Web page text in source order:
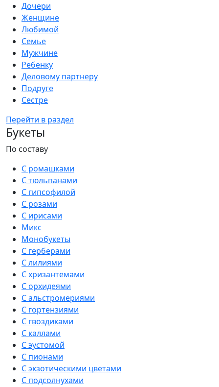
Дочери
Женщине
Любимой
Семье
Мужчине
Ребенку
Деловому партнеру
Подруге
Сестре
Перейти в раздел
Букеты
По составу
С ромашками
С тюльпанами
С гипсофилой
С розами
С ирисами
Микс
Монобукеты
С герберами
С лилиями
С хризантемами
С орхидеями
С альстромериями
С гортензиями
С гвоздиками
С каллами
С эустомой
С пионами
С экзотическими цветами
С подсолнухами